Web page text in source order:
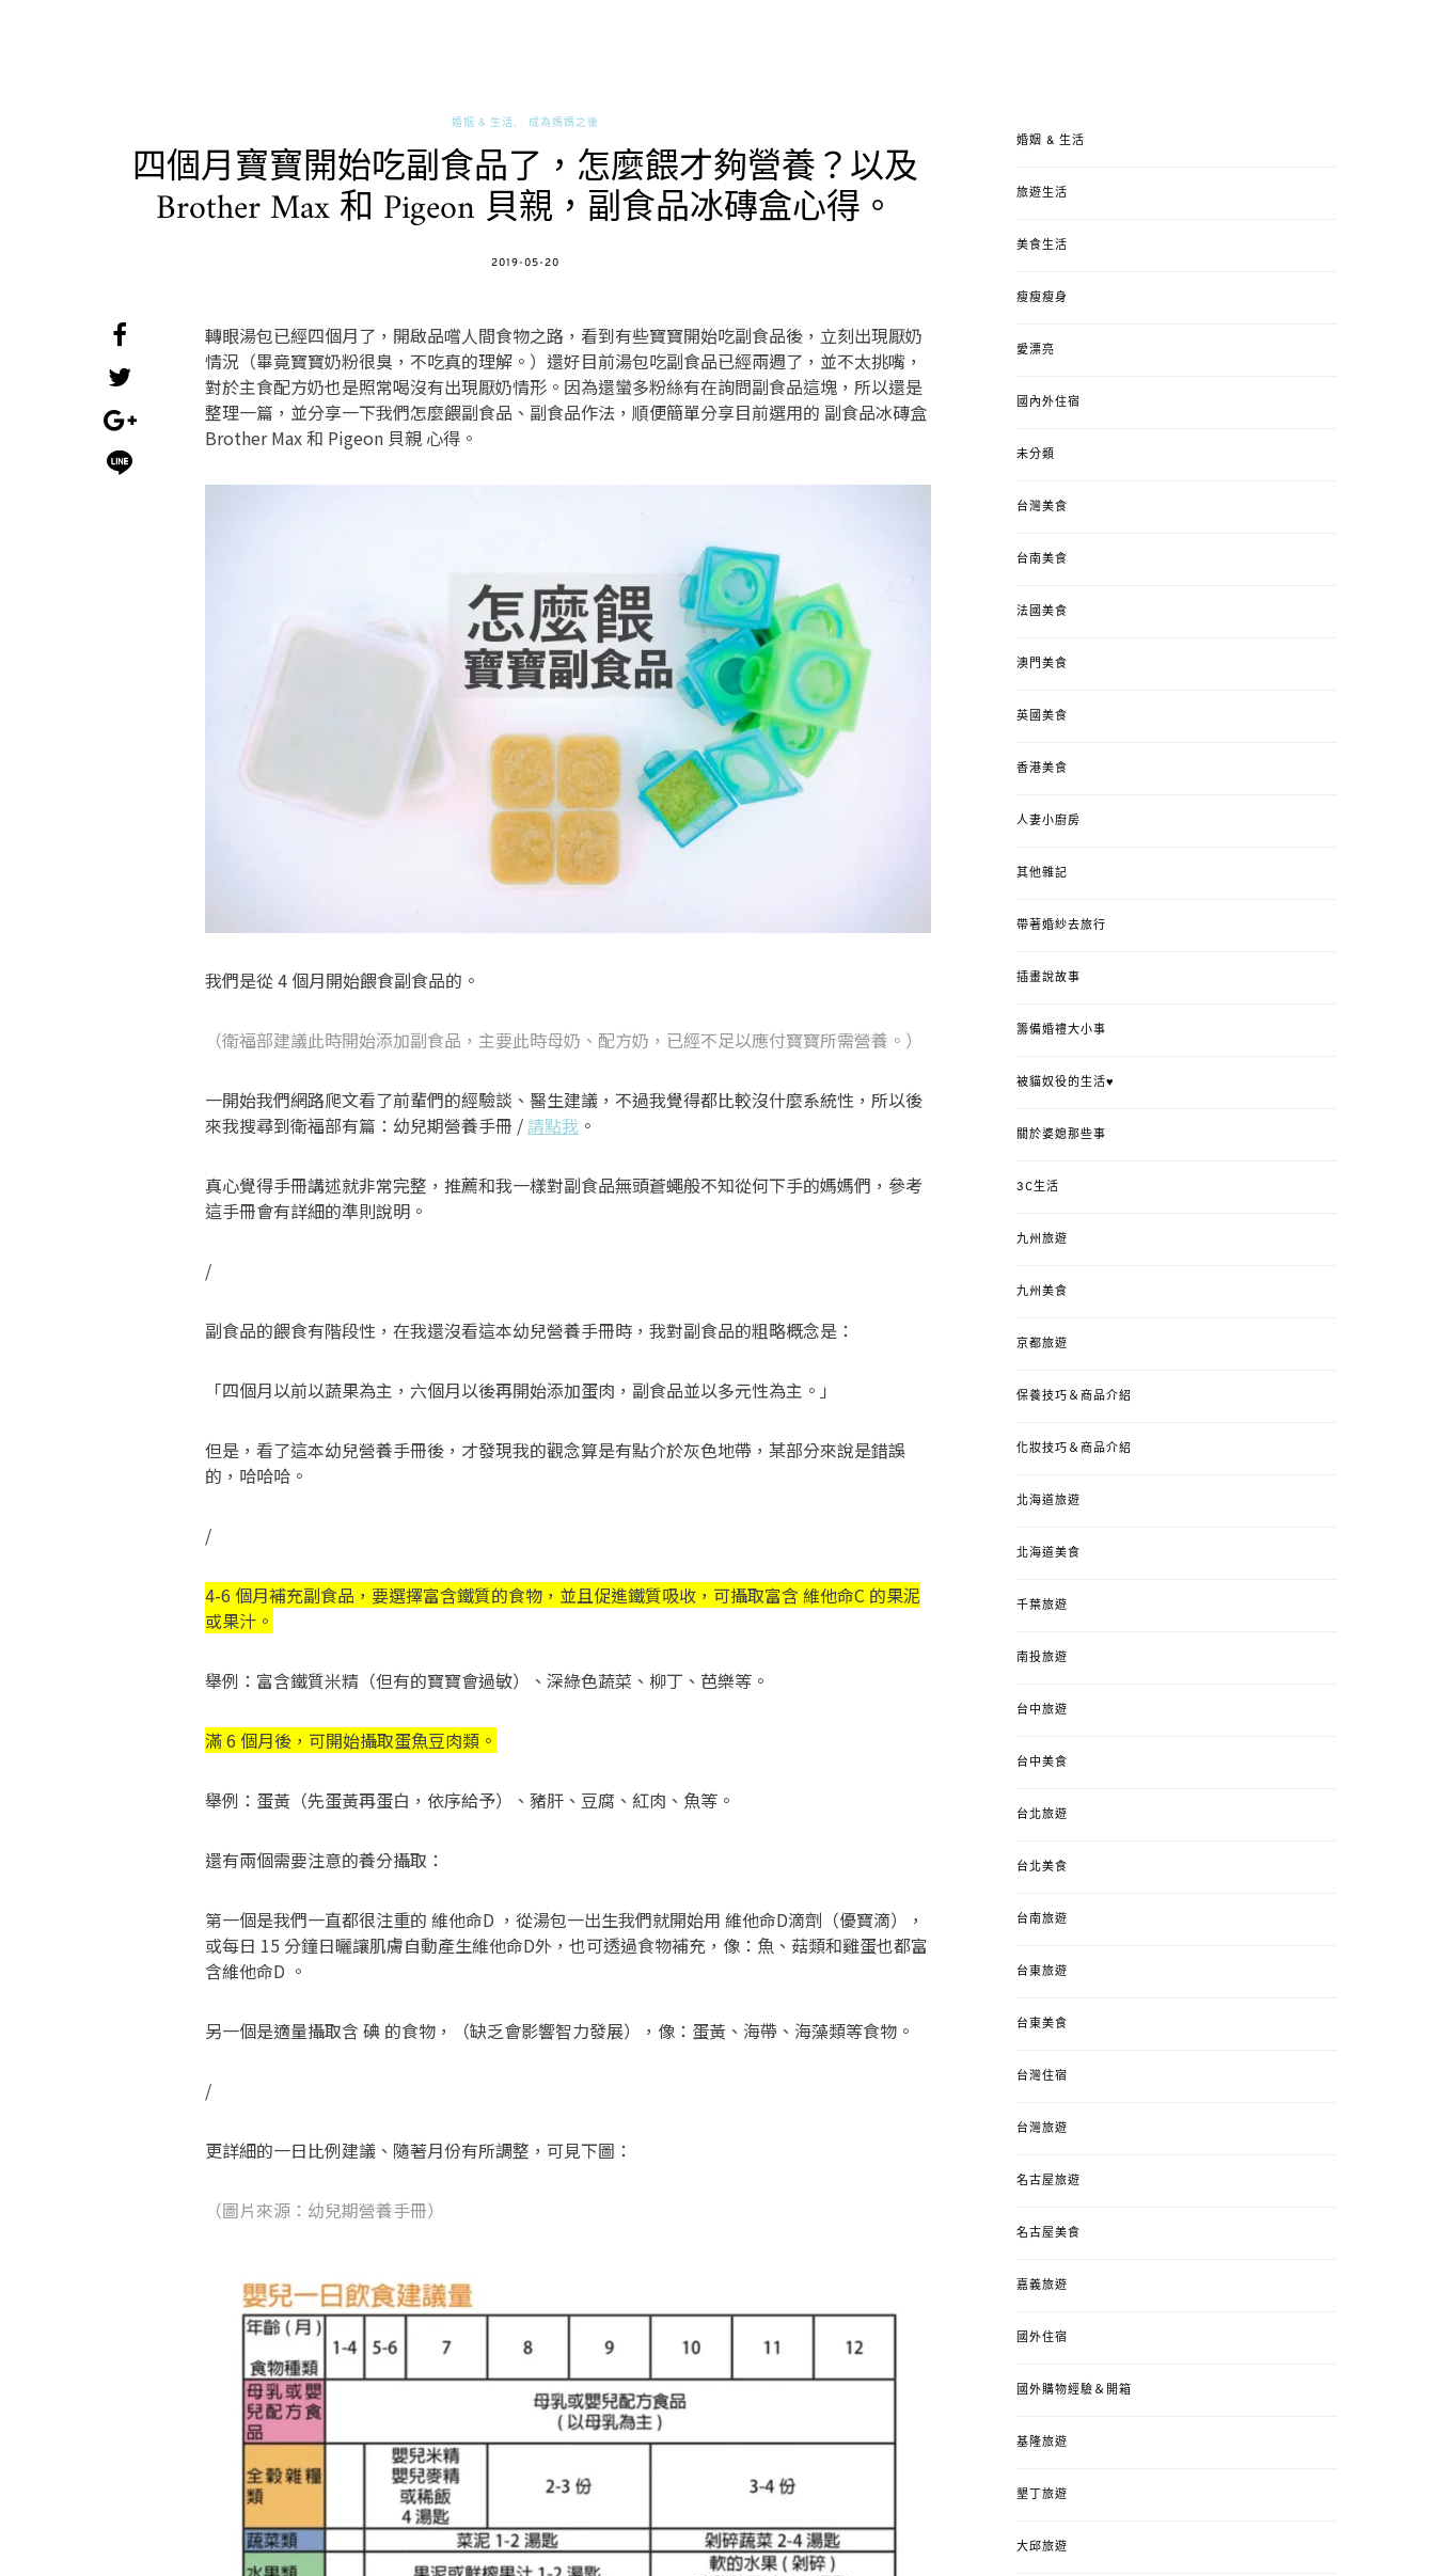
婚姻 & 生活 成為媽媽之後
四個月寶寶開始吃副食品了，怎麼餵才夠營養？以及
Brother Max 和 Pigeon 貝親，副食品冰磚盒心得。
POSTED
2019-05-20
轉眼湯包已經四個月了，開啟品嚐人間食物之路，看到有些寶寶開始吃副食品後，立刻出現厭奶
情況（畢竟寶寶奶粉很臭，不吃真的理解。）還好目前湯包吃副食品已經兩週了，並不太挑嘴，
對於主食配方奶也是照常喝沒有出現厭奶情形。因為還蠻多粉絲有在詢問副食品這塊，所以還是
整理一篇，並分享一下我們怎麼餵副食品、副食品作法，順便簡單分享目前選用的 副食品冰磚盒
Brother Max 和 Pigeon 貝親 心得。
我們是從 4 個月開始餵食副食品的。
（衛福部建議此時開始添加副食品，主要此時母奶、配方奶，已經不足以應付寶寶所需營養。）
一開始我們網路爬文看了前輩們的經驗談、醫生建議，不過我覺得都比較沒什麼系統性，所以後
來我搜尋到衛福部有篇：幼兒期營養手冊 /請點我 。
真心覺得手冊講述就非常完整，推薦和我一樣對副食品無頭蒼蠅般不知從何下手的媽媽們，參考
這手冊會有詳細的準則說明。
/
副食品的餵食有階段性，在我還沒看這本幼兒營養手冊時，我對副食品的粗略概念是：
「四個月以前以蔬果為主，六個月以後再開始添加蛋肉，副食品並以多元性為主。」
但是，看了這本幼兒營養手冊後，才發現我的觀念算是有點介於灰色地帶，某部分來說是錯誤
的，哈哈哈。
/
4-6 個月補充副食品，要選擇富含鐵質的食物，並且促進鐵質吸收，可攝取富含 維他命C 的果泥
或果汁。
舉例：富含鐵質米精（但有的寶寶會過敏）、深綠色蔬菜、柳丁、芭樂等。
滿 6 個月後，可開始攝取蛋魚豆肉類。
舉例：蛋黃（先蛋黃再蛋白，依序給予）、豬肝、豆腐、紅肉、魚等。
還有兩個需要注意的養分攝取：
第一個是我們一直都很注重的 維他命D ，從湯包一出生我們就開始用 維他命D滴劑（優寶滴），
或每日 15 分鐘日曬讓肌膚自動產生維他命D外，也可透過食物補充，像：魚、菇類和雞蛋也都富
含維他命D 。
另一個是適量攝取含 碘 的食物，（缺乏會影響智力發展），像：蛋黃、海帶、海藻類等食物。
/
更詳細的一日比例建議、隨著月份有所調整，可見下圖：
（圖片來源：幼兒期營養手冊）
婚姻 & 生活
旅遊生活
美食生活
瘦瘦瘦身
愛漂亮
國內外住宿
未分類
台灣美食
台南美食
法國美食
澳門美食
英國美食
香港美食
人妻小廚房
其他雜記
帶著婚紗去旅行
插畫說故事
籌備婚禮大小事
被貓奴役的生活♥
關於婆媳那些事
3C生活
九州旅遊
九州美食
京都旅遊
保養技巧＆商品介紹
化妝技巧＆商品介紹
北海道旅遊
北海道美食
千葉旅遊
南投旅遊
台中旅遊
台中美食
台北旅遊
台北美食
台南旅遊
台東旅遊
台東美食
台灣住宿
台灣旅遊
名古屋旅遊
名古屋美食
嘉義旅遊
國外住宿
國外購物經驗＆開箱
基隆旅遊
墾丁旅遊
大邱旅遊